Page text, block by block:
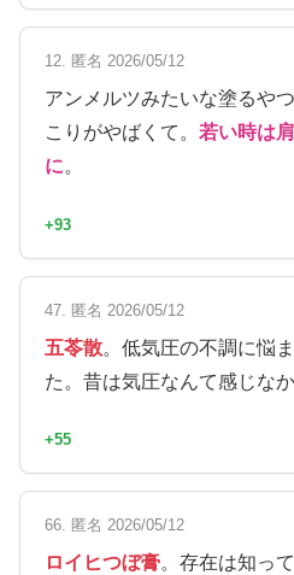
12. 匿名 2026/05/12
アンメルツみたいな塗るや
こりがやばくて。 若い時は
に。
+93
47. 匿名 2026/05/12
五苓散。低気圧の不調に悩
た。昔は気圧なんて感じな
+55
66. 匿名 2026/05/12
ロイヒつぼ膏。存在は知っ